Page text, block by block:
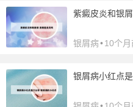
紫癜皮炎和银
银屑病•10个
银屑病小红点